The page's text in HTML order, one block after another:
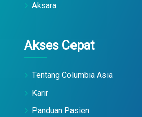
Aksara
Akses Cepat
Tentang Columbia Asia
Karir
Panduan Pasien